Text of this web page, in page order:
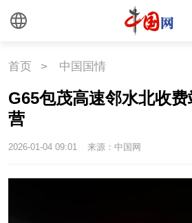
首页 > 中国国情
G65包茂高速邻水北收
营
2026-01-04 09:01 来源：中国网